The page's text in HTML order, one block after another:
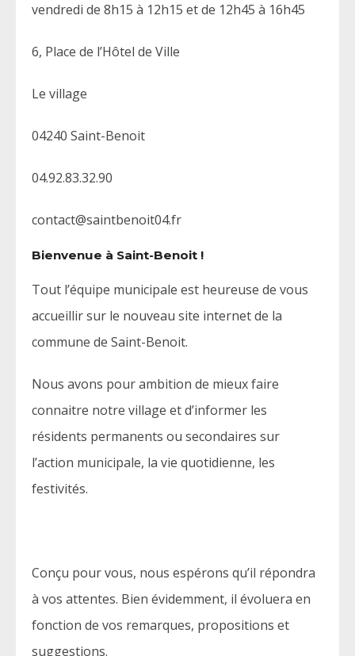
vendredi de 8h15 à 12h15 et de 12h45 à 16h45
6, Place de l’Hôtel de Ville
Le village
04240 Saint-Benoit
04.92.83.32.90
contact@saintbenoit04.fr
Bienvenue à Saint-Benoit !
Tout l’équipe municipale est heureuse de vous
accueillir sur le nouveau site internet de la
commune de Saint-Benoit.
Nous avons pour ambition de mieux faire
connaitre notre village et d’informer les
résidents permanents ou secondaires sur
l’action municipale, la vie quotidienne, les
festivités.
Conçu pour vous, nous espérons qu’il répondra
à vos attentes. Bien évidemment, il évoluera en
fonction de vos remarques, propositions et
suggestions.